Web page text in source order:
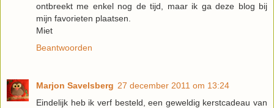
ontbreekt me enkel nog de tijd, maar ik ga deze blog bij
mijn favorieten plaatsen.
Miet
Beantwoorden
Marjon Savelsberg 27 december 2011 om 13:24
Eindelijk heb ik verf besteld, een geweldig kerstcadeau van